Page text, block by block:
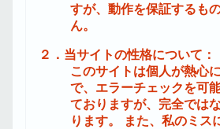
すが、動作を保証するも
ん。
２．当サイトの性格について：
このサイトは個人が熱心
で、エラーチェックを可
ておりますが、完全では
ります。 また、私のミス